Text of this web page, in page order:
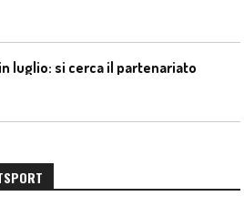
luglio: si cerca il partenariato